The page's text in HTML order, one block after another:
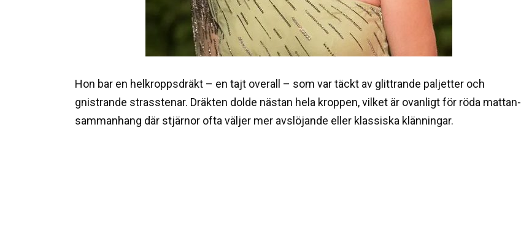
Hon bar en helkroppsdräkt – en tajt overall – som var täckt av glittrande paljetter och
gnistrande strasstenar. Dräkten dolde nästan hela kroppen, vilket är ovanligt för röda mattan-
sammanhang där stjärnor ofta väljer mer avslöjande eller klassiska klänningar.